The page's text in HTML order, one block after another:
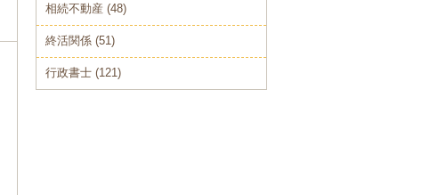
相続不動産 (48)
終活関係 (51)
行政書士 (121)